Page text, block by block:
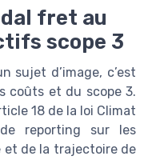
fret au
scope 3
sujet d’image, c’est
coûts et du scope 3.
18 de la loi Climat
reporting sur les
et de la trajectoire de